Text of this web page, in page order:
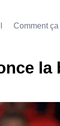
Comment
la